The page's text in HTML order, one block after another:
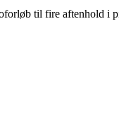
til fire aftenhold i